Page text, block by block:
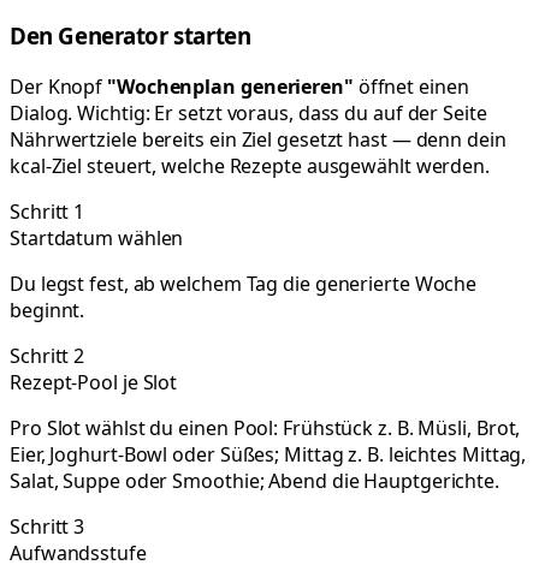
Den Generator starten
Der Knopf "Wochenplan generieren" öffnet einen
Dialog. Wichtig: Er setzt voraus, dass du auf der Seite
Nährwertziele bereits ein Ziel gesetzt hast — denn dein
kcal-Ziel steuert, welche Rezepte ausgewählt werden.
Schritt 1
Startdatum wählen
Du legst fest, ab welchem Tag die generierte Woche
beginnt.
Schritt 2
Rezept-Pool je Slot
Pro Slot wählst du einen Pool: Frühstück z. B. Müsli, Brot,
Eier, Joghurt-Bowl oder Süßes; Mittag z. B. leichtes Mittag,
Salat, Suppe oder Smoothie; Abend die Hauptgerichte.
Schritt 3
Aufwandsstufe